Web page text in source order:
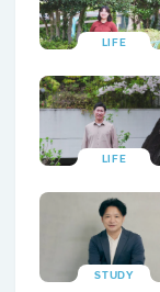
LIFE
LIFE
STUDY